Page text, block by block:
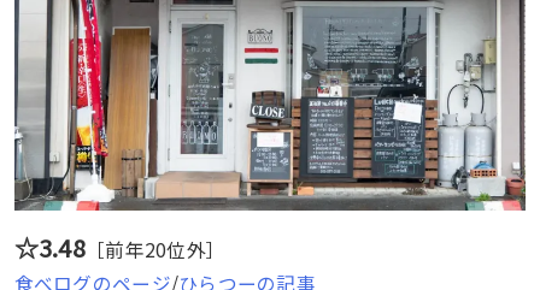
☆3.48 ［前年20位外］
食べログのページ/ひらつーの記事